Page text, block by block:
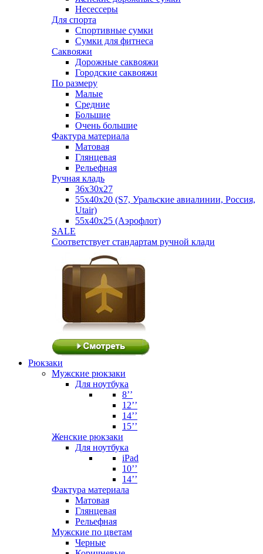
Несессеры
Для спорта
Спортивные сумки
Сумки для фитнеса
Саквояжи
Дорожные саквояжи
Городские саквояжи
По размеру
Малые
Средние
Большие
Очень большие
Фактура материала
Матовая
Глянцевая
Рельефная
Ручная кладь
36х30x27
55х40х20 (S7, Уральские авиалинии, Россия,
Utair)
55х40х25 (Аэрофлот)
SALE
Соответствует стандартам ручной клади
Рюкзаки
Мужские рюкзаки
Для ноутбука
8’’
12’’
14’’
15’’
Женские рюкзаки
Для ноутбука
iPad
10’’
14’’
Фактура материала
Матовая
Глянцевая
Рельефная
Мужские по цветам
Черные